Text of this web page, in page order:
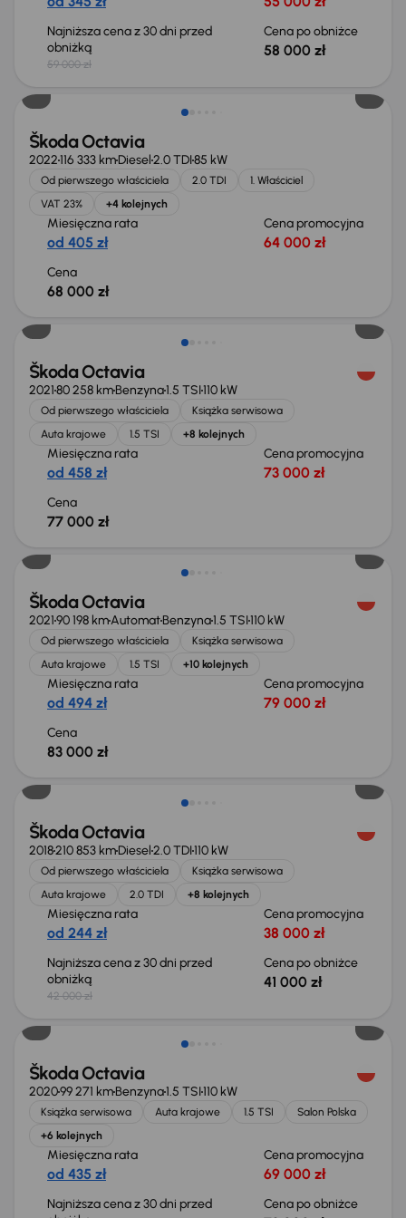
Najniższa cena z 30 dni przed
obniżką
59 000 zł
Cena po obniżce
58 000 zł
Możliwość odliczenia VAT
Škoda Octavia
2022116 333 kmDiesel2.0 TDI85 kW
Od pierwszego właściciela 2.0 TDI
1. Właściciel
VAT 23%
+4 kolejnych
Miesięczna rata
od 405 zł
Cena promocyjna
64 000 zł
Cena
68 000 zł
Możliwość odliczenia VAT
Škoda Octavia
202180 258 kmBenzyna1.5 TSI110 kW
Od pierwszego właściciela
Książka serwisowa
Auta krajowe
1.5 TSI +8 kolejnych
Miesięczna rata
od 458 zł
Cena promocyjna
73 000 zł
Cena
77 000 zł
Škoda Octavia
202190 198 kmAutomatBenzyna1.5 TSI110 kW
Od pierwszego właściciela
Książka serwisowa
Auta krajowe
1.5 TSI +10 kolejnych
Miesięczna rata
od 494 zł
Cena promocyjna
79 000 zł
Cena
83 000 zł
Taniej o 1 000 zł
Škoda Octavia
2018210 853 kmDiesel2.0 TDI110 kW
Od pierwszego właściciela
Książka serwisowa
Auta krajowe
2.0 TDI +8 kolejnych
Miesięczna rata
od 244 zł
Cena promocyjna
38 000 zł
Najniższa cena z 30 dni przed
obniżką
42 000 zł
Cena po obniżce
41 000 zł
Taniej o 1 000 zł
Škoda Octavia
202099 271 kmBenzyna1.5 TSI110 kW
Książka serwisowa Auta krajowe 1.5 TSI
Salon Polska
+6 kolejnych
Miesięczna rata
od 435 zł
Cena promocyjna
69 000 zł
Najniższa cena z 30 dni przed
Cena po obniżce